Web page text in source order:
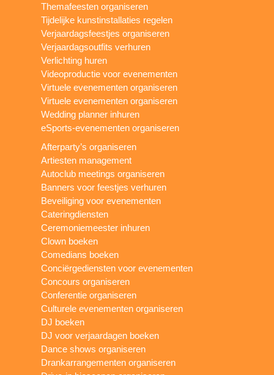
Themafeesten organiseren
Tijdelijke kunstinstallaties regelen
Verjaardagsfeestjes organiseren
Verjaardagsoutfits verhuren
Verlichting huren
Videoproductie voor evenementen
Virtuele evenementen organiseren
Virtuele evenementen organiseren
Wedding planner inhuren
eSports-evenementen organiseren
Afterparty’s organiseren
Artiesten management
Autoclub meetings organiseren
Banners voor feestjes verhuren
Beveiliging voor evenementen
Cateringdiensten
Ceremoniemeester inhuren
Clown boeken
Comedians boeken
Conciërgediensten voor evenementen
Concours organiseren
Conferentie organiseren
Culturele evenementen organiseren
DJ boeken
DJ voor verjaardagen boeken
Dance shows organiseren
Drankarrangementen organiseren